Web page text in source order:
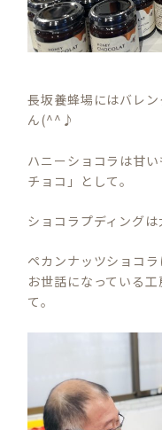
長坂養蜂場にはバレ
ん(^^♪
ハニーショコラは甘
チョコ」として。
ショコラプディングは
ペカンナッツショコ
お世話になっている
て。